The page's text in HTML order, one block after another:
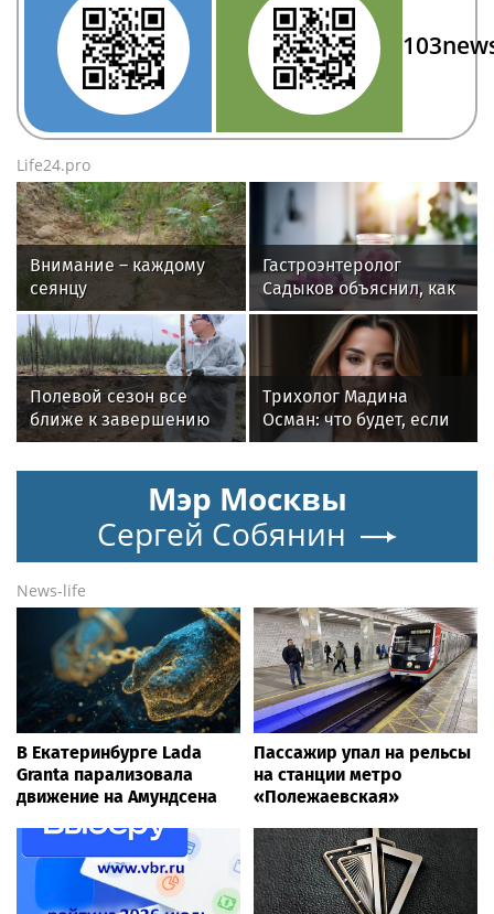
Life24.pro
Внимание – каждому
сеянцу
Гастроэнтеролог
Садыков объяснил, как
сахар в рационе
ускоряет изнашивание
тканей
Полевой сезон все
ближе к завершению
Трихолог Мадина
Осман: что будет, если
мыть голову ежедневно
Мэр Москвы
Сергей Собянин
News-life
В Екатеринбурге Lada
Granta парализовала
движение на Амундсена
Пассажир упал на рельсы
на станции метро
«Полежаевская»